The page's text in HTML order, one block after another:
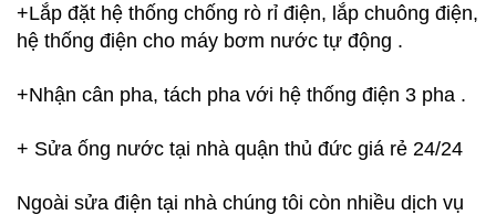
+Lắp đặt hệ thống chống rò rỉ điện, lắp chuông điện,
hệ thống điện cho máy bơm nước tự động .
+Nhận cân pha, tách pha với hệ thống điện 3 pha .
+ Sửa ống nước tại nhà quận thủ đức giá rẻ 24/24
Ngoài sửa điện tại nhà chúng tôi còn nhiều dịch vụ